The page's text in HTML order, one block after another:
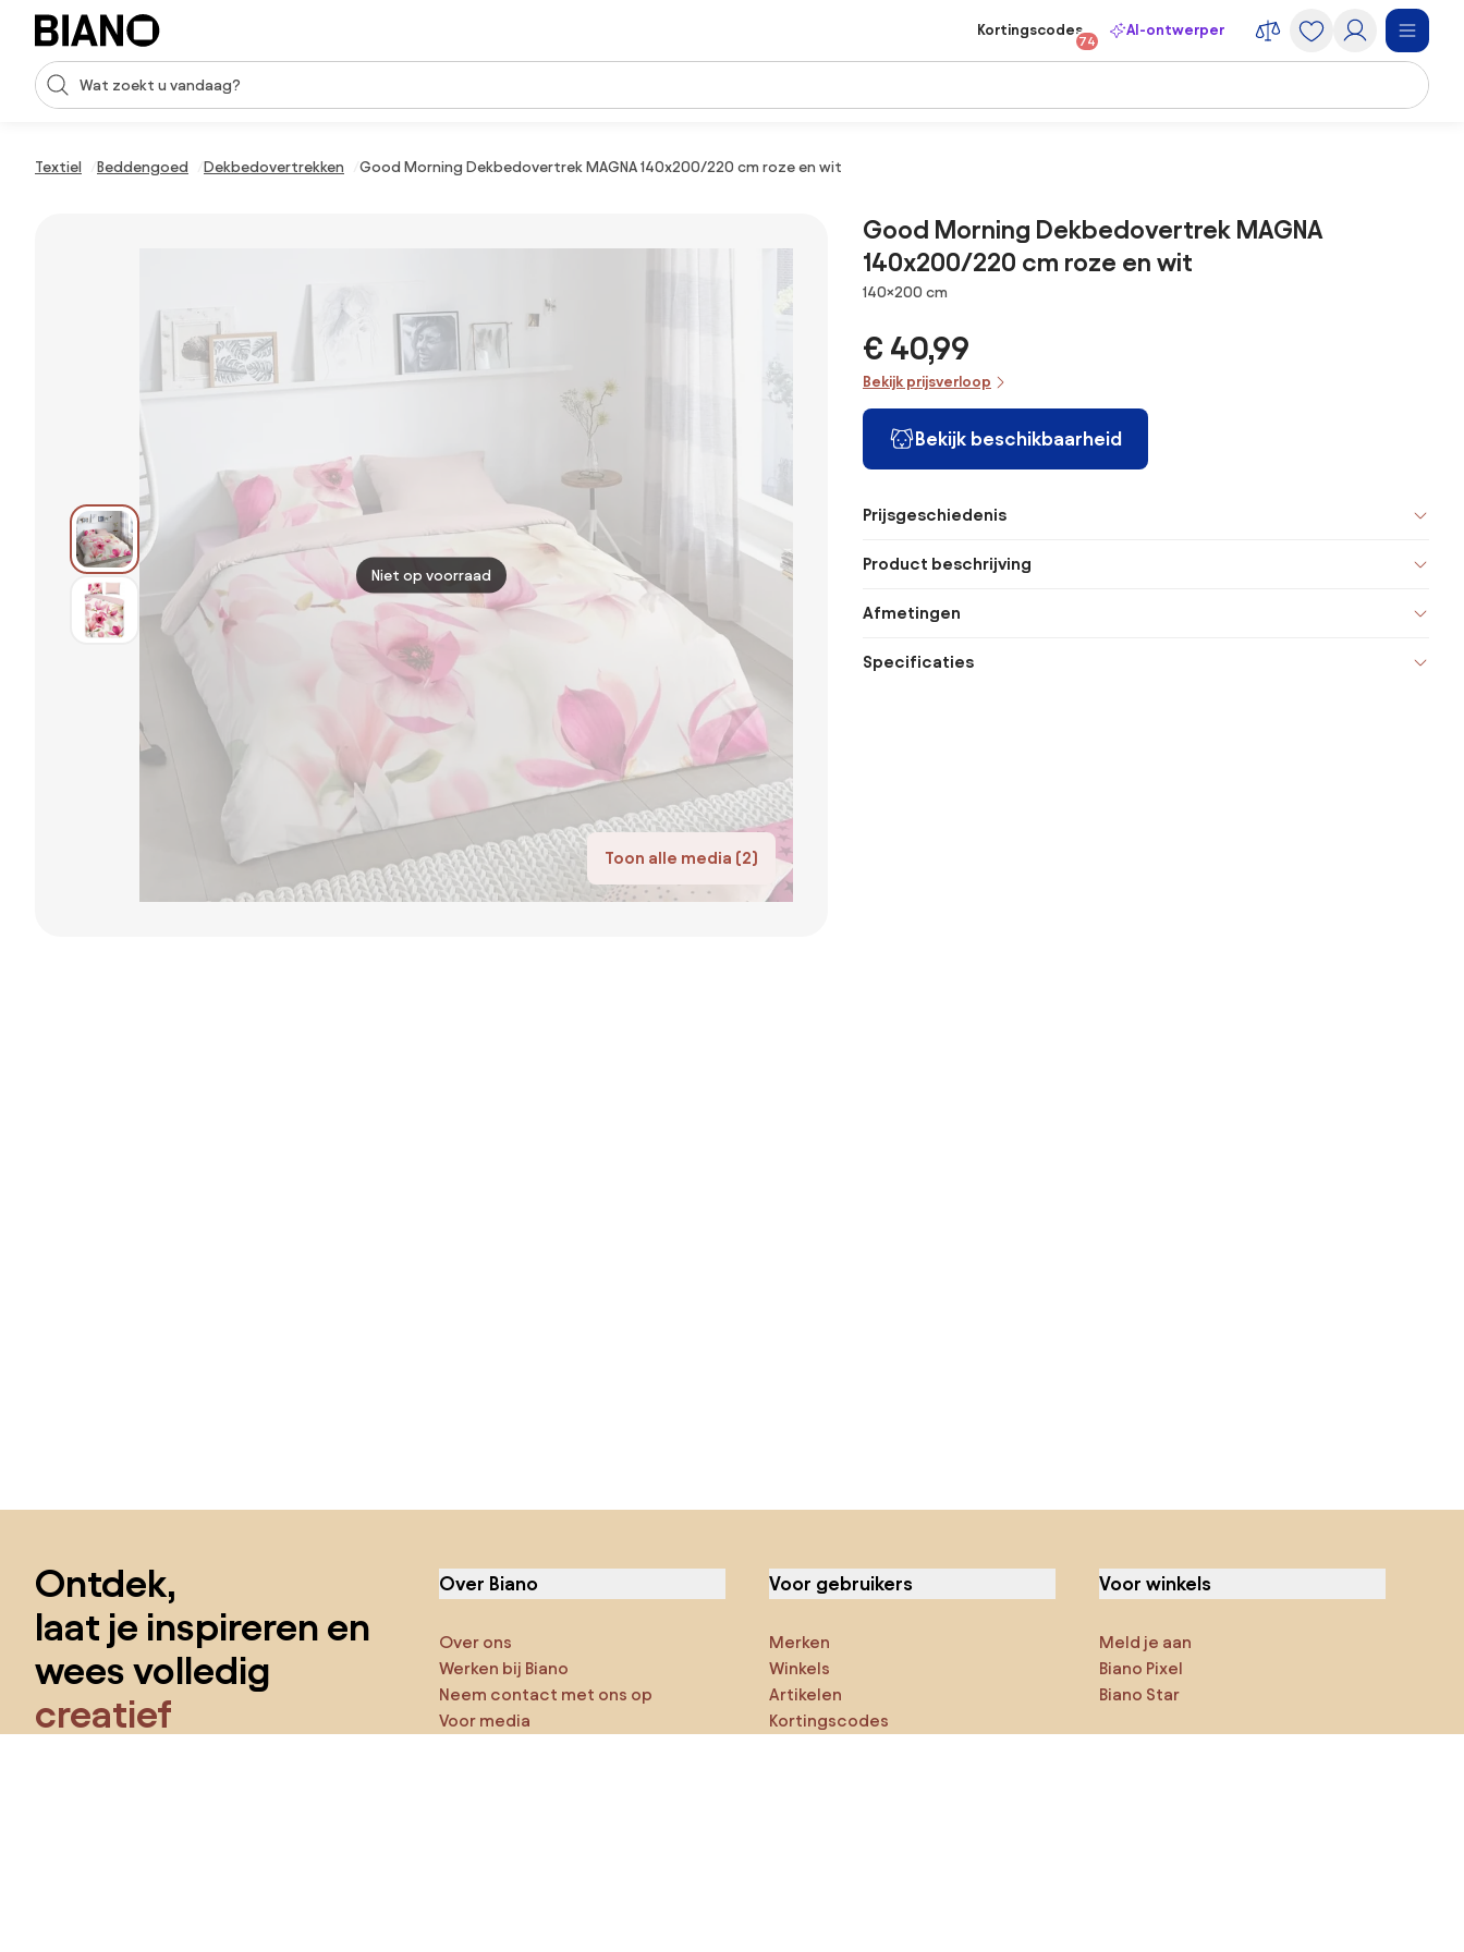
Navigatie overslaan, naar inhoud springen
Zoekopdracht invoeren
Kortingscodes
74
AI-ontwerper
Textiel Beddengoed Dekbedovertrekken Good Morning Dekbedovertrek MAGNA 140x200/220 cm roze en wit
Toon alle media (2)
Niet op voorraad
Good Morning Dekbedovertrek MAGNA
140x200/220 cm roze en wit
Afmetingen
140×200 cm
€ 40,99
Bekijk prijsverloop
Bekijk beschikbaarheid
Prijsgeschiedenis
Product beschrijving
Afmetingen
Specificaties
Ontdek,
laat je inspireren en
wees volledig
creatief
Over Biano
Over ons
Werken bij Biano
Neem contact met ons op
Voor media
Voor gebruikers
Merken
Winkels
Artikelen
Kortingscodes
Voor winkels
Meld je aan
Biano Pixel
Biano Star